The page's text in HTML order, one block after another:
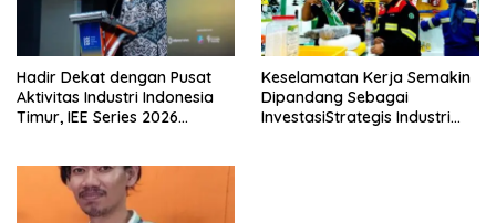
Hadir Dekat dengan Pusat
Aktivitas Industri Indonesia
Timur, IEE Series 2026
Keselamatan Kerja Semakin
Dipandang Sebagai
InvestasiStrategis Industri